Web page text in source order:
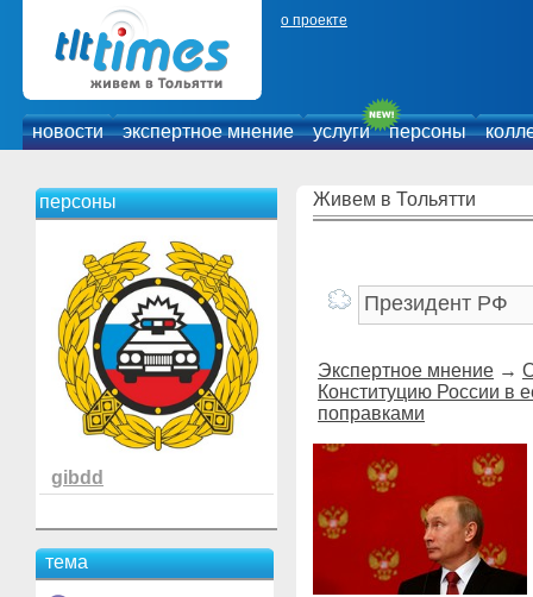
о проекте
новости экспертное мнение услуги персоны
персоны
gibdd
тема
Живем в Тольятти
Экспертное мнение →
Конституцию России в
поправками